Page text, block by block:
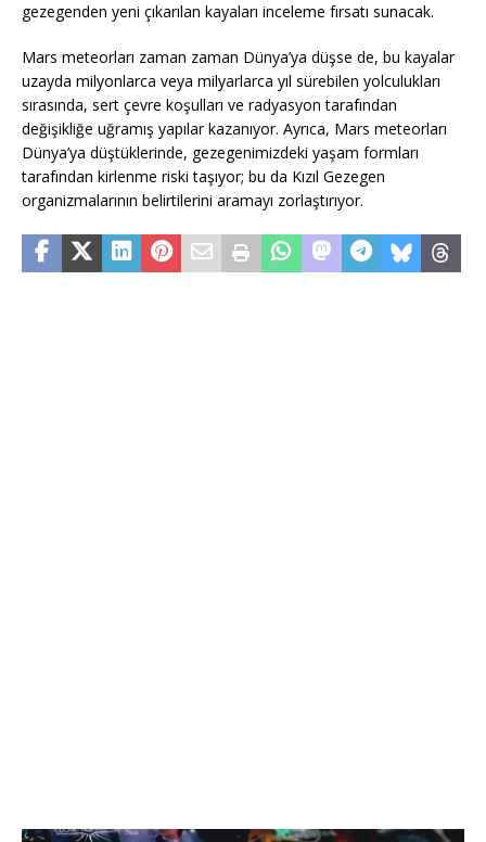
gezegenden yeni çıkarılan kayaları inceleme fırsatı sunacak.
Mars meteorları zaman zaman Dünya’ya düşse de, bu kayalar
uzayda milyonlarca veya milyarlarca yıl sürebilen yolculukları
sırasında, sert çevre koşulları ve radyasyon tarafından
değişikliğe uğramış yapılar kazanıyor. Ayrıca, Mars meteorları
Dünya’ya düştüklerinde, gezegenimizdeki yaşam formları
tarafından kirlenme riski taşıyor; bu da Kızıl Gezegen
organizmalarının belirtilerini aramayı zorlaştırıyor.